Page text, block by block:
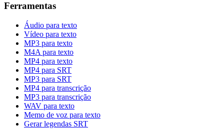
Ferramentas
Áudio para texto
Vídeo para texto
MP3 para texto
M4A para texto
MP4 para texto
MP4 para SRT
MP3 para SRT
MP4 para transcrição
MP3 para transcrição
WAV para texto
Memo de voz para texto
Gerar legendas SRT